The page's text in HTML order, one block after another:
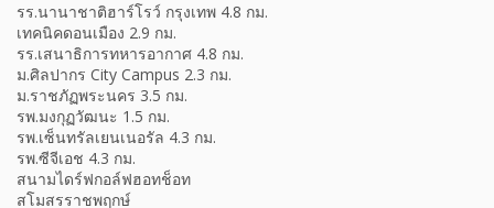
รร.นานาชาติฮาร์โรว์ กรุงเทพ 4.8 กม.
เทคนิคดอนเมือง 2.9 กม.
รร.เสนาธิการทหารอากาศ 4.8 กม.
ม.ศิลปากร City Campus 2.3 กม.
ม.ราชภัฏพระนคร 3.5 กม.
รพ.มงกุฏวัฒนะ 1.5 กม.
รพ.เซ็นทรัลเยนเนอรัล 4.3 กม.
รพ.ซีจีเอช 4.3 กม.
สนามไดร์ฟกอล์ฟฮอทช็อท
สโมสรราชพฤกษ์